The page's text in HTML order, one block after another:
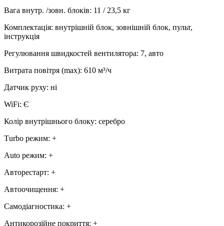
Вага внутр. /зовн. блоків: 11 / 23,5 кг
Комплектація: внутрішній блок, зовнішній блок, пульт,
інструкція
Регулювання швидкостей вентилятора: 7, авто
Витрата повітря (max): 610 м³/ч
Датчик руху: ні
WiFi: Є
Колір внутрішнього блоку: серебро
Тurbo режим: +
Аuto режим: +
Авторестарт: +
Автоочищення: +
Самодіагностика: +
Антикорозійне покриття: +